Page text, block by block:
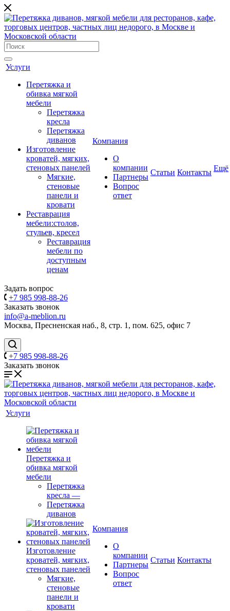
Услуги
Перетяжка и
обивка мягкой
мебели
Перетяжка
кресла
Перетяжка
диванов
Изготовление
кроватей, мягких,
стеновых панелей
Мягкие,
стеновые
панели и
кровати
Реставрация
мебели:столов,
стульев, кресел
Реставрация
мебели по
доступным
ценам
Компания
О
компании
Партнеры
Вопрос
ответ
Cтатьи Контакты Ещё
Задать вопрос
+7 985 998-88-26
Заказать звонок
info@a-meblion.ru
Москва, Пресненская наб., 8, стр. 1, пом. 625, офис 7
+7 985 998-88-26
Заказать звонок
Услуги
Перетяжка и
обивка мягкой
мебели
Перетяжка
кресла —
Перетяжка
диванов
Изготовление
кроватей, мягких,
стеновых панелей
Мягкие,
стеновые
панели и
кровати
Компания
О
компании
Партнеры
Вопрос
ответ
Cтатьи Контакты